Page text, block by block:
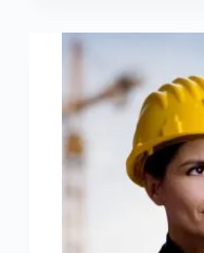
and
Driven »